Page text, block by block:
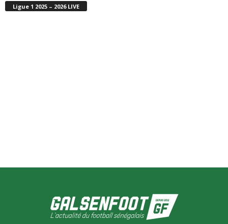
Ligue 1 2025 – 2026 LIVE